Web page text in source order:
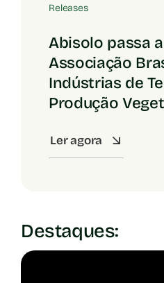
Releases
Abisolo passa
Associação
Indústrias de
Produção
Ler agora
Destaques: